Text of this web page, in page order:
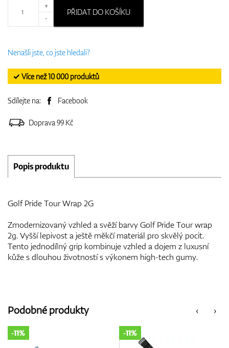
+
-
PŘIDAT DO KOŠÍKU
Nenašli jste, co jste hledali?
✓ Více než 10 000 produktů
Sdílejte na: Facebook
Doprava 99 Kč
Popis produktu
Golf Pride Tour Wrap 2G
Zmodernizovaný vzhled a svěží barvy Golf Pride Tour wrap
2g. Vyšší lepivost a ještě měkčí materiál pro skvělý pocit.
Tento jednodílný grip kombinuje vzhled a dojem z luxusní
kůže s dlouhou životností s výkonem high-tech gumy.
‹
Podobné produkty ›
-11% -11%